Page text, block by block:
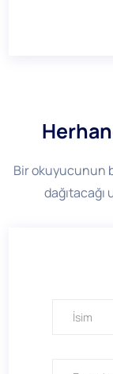
Bir okuyucunun